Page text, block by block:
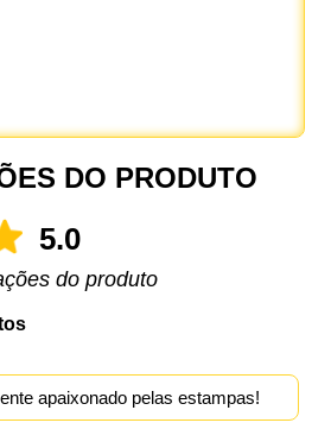
DO PRODUTO
5.0
do produto
apaixonado pelas estampas!